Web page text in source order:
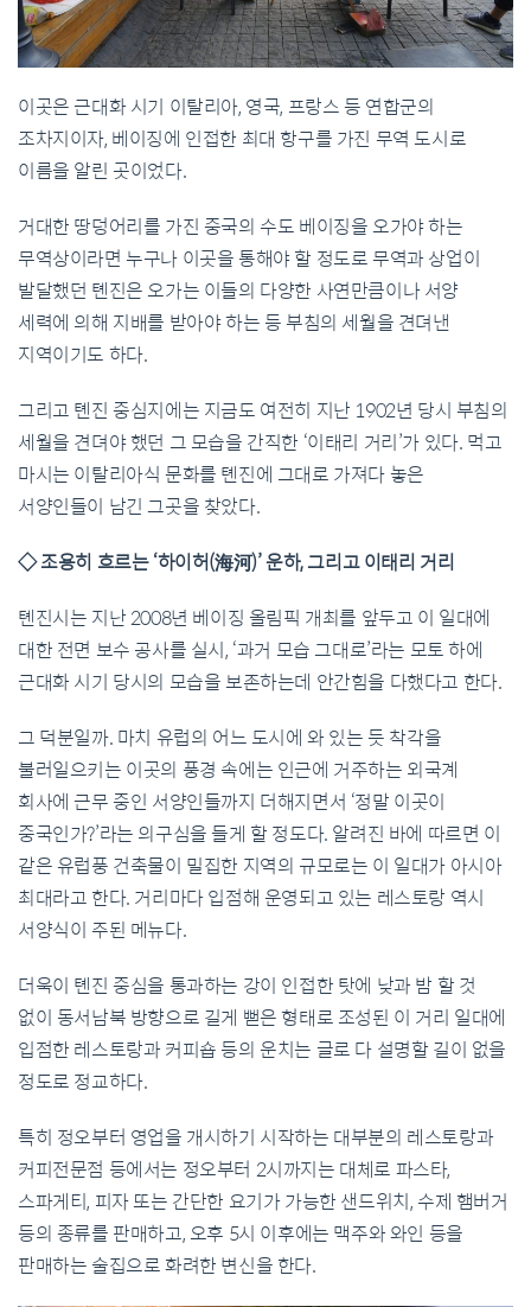
이곳은 근대화 시기 이탈리아, 영국, 프랑스 등 연합군의
조차지이자, 베이징에 인접한 최대 항구를 가진 무역 도시로
이름을 알린 곳이었다.
거대한 땅덩어리를 가진 중국의 수도 베이징을 오가야 하는
무역상이라면 누구나 이곳을 통해야 할 정도로 무역과 상업이
발달했던 톈진은 오가는 이들의 다양한 사연만큼이나 서양
세력에 의해 지배를 받아야 하는 등 부침의 세월을 견뎌낸
지역이기도 하다.
그리고 톈진 중심지에는 지금도 여전히 지난 1902년 당시 부침의
세월을 견뎌야 했던 그 모습을 간직한 ‘이태리 거리’가 있다. 먹고
마시는 이탈리아식 문화를 톈진에 그대로 가져다 놓은
서양인들이 남긴 그곳을 찾았다.
◇ 조용히 흐르는 ‘하이허(海河)’ 운하, 그리고 이태리 거리
톈진시는 지난 2008년 베이징 올림픽 개최를 앞두고 이 일대에
대한 전면 보수 공사를 실시, ‘과거 모습 그대로’라는 모토 하에
근대화 시기 당시의 모습을 보존하는데 안간힘을 다했다고 한다.
그 덕분일까. 마치 유럽의 어느 도시에 와 있는 듯 착각을
불러일으키는 이곳의 풍경 속에는 인근에 거주하는 외국계
회사에 근무 중인 서양인들까지 더해지면서 ‘정말 이곳이
중국인가?’라는 의구심을 들게 할 정도다. 알려진 바에 따르면 이
같은 유럽풍 건축물이 밀집한 지역의 규모로는 이 일대가 아시아
최대라고 한다. 거리마다 입점해 운영되고 있는 레스토랑 역시
서양식이 주된 메뉴다.
더욱이 톈진 중심을 통과하는 강이 인접한 탓에 낮과 밤 할 것
없이 동서남북 방향으로 길게 뻗은 형태로 조성된 이 거리 일대에
입점한 레스토랑과 커피숍 등의 운치는 글로 다 설명할 길이 없을
정도로 정교하다.
특히 정오부터 영업을 개시하기 시작하는 대부분의 레스토랑과
커피전문점 등에서는 정오부터 2시까지는 대체로 파스타,
스파게티, 피자 또는 간단한 요기가 가능한 샌드위치, 수제 햄버거
등의 종류를 판매하고, 오후 5시 이후에는 맥주와 와인 등을
판매하는 술집으로 화려한 변신을 한다.